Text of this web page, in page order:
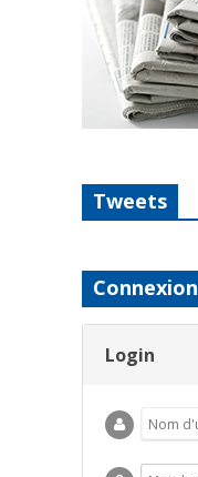
Tweets
Connexion
Login